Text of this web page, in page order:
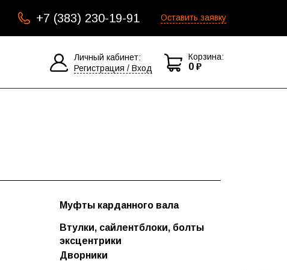
+7 (383) 230-19-91 Оставить заявку
Личный кабинет:
Регистрация / Вход
Корзина:
0 ₽
Муфты карданного вала
Втулки, сайлентблоки, болты
эксцентрики
Болты эксцентрики
Дворники